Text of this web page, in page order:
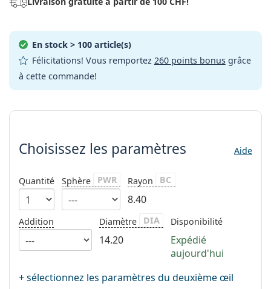
Toutes les marques
Prada
Toutes les marques
En stock > 100 article(s)
Félicitations! Vous remportez 260 points bonusgrâce
à cette commande!
Choisissez les paramètres
Choisissez les paramètres Aide
Quantité Sphère PWR Rayon BC
8.40
Addition Diamètre DIA
14.20
Disponibilité
Expédié
aujourd'hui
+ sélectionnez les paramètres du deuxième œil